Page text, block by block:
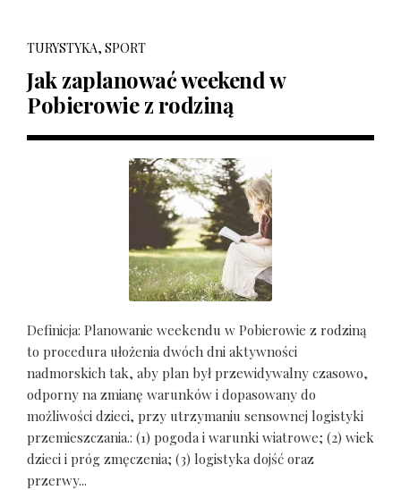
TURYSTYKA, SPORT
Jak zaplanować weekend w
Pobierowie z rodziną
Definicja: Planowanie weekendu w Pobierowie z rodziną
to procedura ułożenia dwóch dni aktywności
nadmorskich tak, aby plan był przewidywalny czasowo,
odporny na zmianę warunków i dopasowany do
możliwości dzieci, przy utrzymaniu sensownej logistyki
przemieszczania.: (1) pogoda i warunki wiatrowe; (2) wiek
dzieci i próg zmęczenia; (3) logistyka dojść oraz
przerwy...